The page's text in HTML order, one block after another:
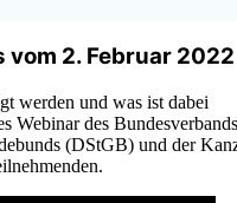
2. Februar 2022
werden und was ist dabei
Webinar des Bundesverbands
(DStGB) und der